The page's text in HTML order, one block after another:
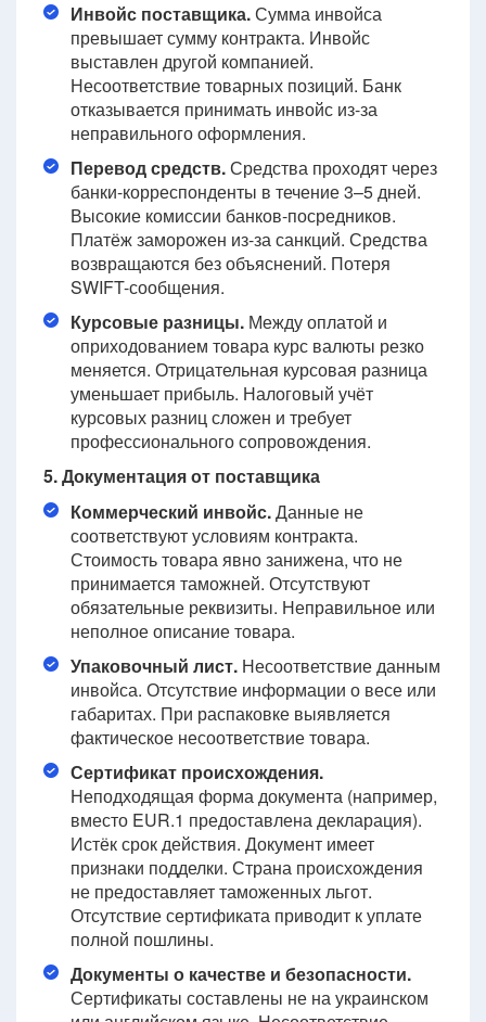
Инвойс поставщика.Сумма инвойса
превышает сумму контракта. Инвойс
выставлен другой компанией.
Несоответствие товарных позиций. Банк
отказывается принимать инвойс из-за
неправильного оформления.
Перевод средств.Средства проходят через
банки-корреспонденты в течение 3–5 дней.
Высокие комиссии банков-посредников.
Платёж заморожен из-за санкций. Средства
возвращаются без объяснений. Потеря
SWIFT-сообщения.
Курсовые разницы. Между оплатой и
оприходованием товара курс валюты резко
меняется. Отрицательная курсовая разница
уменьшает прибыль. Налоговый учёт
курсовых разниц сложен и требует
профессионального сопровождения.
5. Документация от поставщика
Коммерческий инвойс.Данные не
соответствуют условиям контракта.
Стоимость товара явно занижена, что не
принимается таможней. Отсутствуют
обязательные реквизиты. Неправильное или
неполное описание товара.
Упаковочный лист. Несоответствие данным
инвойса. Отсутствие информации о весе или
габаритах. При распаковке выявляется
фактическое несоответствие товара.
Сертификат происхождения.
Неподходящая форма документа (например,
вместо EUR.1 предоставлена декларация).
Истёк срок действия. Документ имеет
признаки подделки. Страна происхождения
не предоставляет таможенных льгот.
Отсутствие сертификата приводит к уплате
полной пошлины.
Документы о качестве и безопасности.
Сертификаты составлены не на украинском